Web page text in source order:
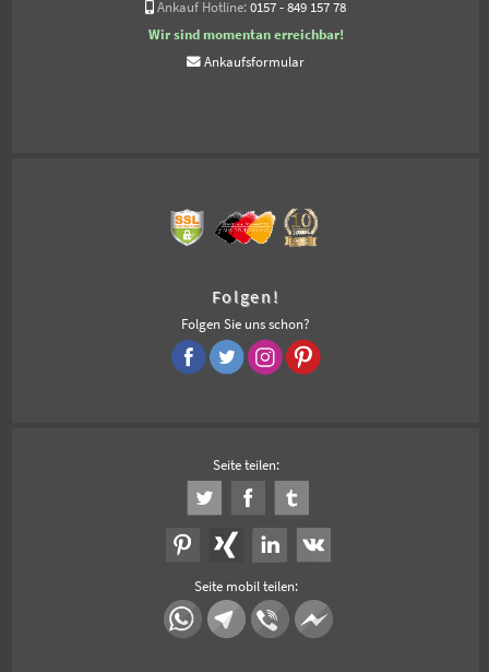
Ankauf Hotline: 0157 - 849 157 78
Wir sind momentan erreichbar!
Ankaufsformular
Folgen!
Folgen Sie uns schon?
Seite teilen:
Seite mobil teilen: